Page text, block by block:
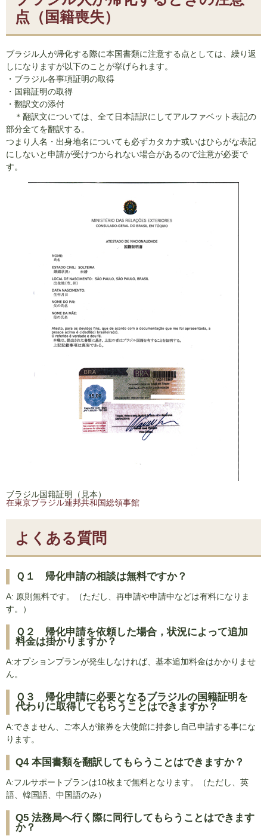
点（国籍喪失）
ブラジル人が帰化する際に本国書類に注意する点としては、繰り返
しになりますが以下のことが挙げられます。
・ブラジル各事項証明の取得
・国籍証明の取得
・翻訳文の添付
＊翻訳文については、全て日本語訳にしてアルファベット表記の
部分全てを翻訳する。
つまり人名・出身地名についても必ずカタカナ或いはひらがな表記
にしないと申請が受けつかられない場合があるので注意が必要で
す。
ブラジル国籍証明（見本）
在東京ブラジル連邦共和国総領事館
よくある質問
Ｑ１ 帰化申請の相談は無料ですか？
A: 原則無料です。（ただし、再申請や申請中などは有料になりま
す。）
Ｑ２ 帰化申請を依頼した場合，状況によって追加
料金は掛かりますか？
A:オプションプランが発生しなければ、基本追加料金はかかりませ
ん。
Ｑ３ 帰化申請に必要となるブラジルの国籍証明を
代わりに取得してもらうことはできますか？
A:できません、ご本人が旅券を大使館に持参し自己申請する事にな
ります。
Q4 本国書類を翻訳してもらうことはできますか？
A:フルサポートプランは10枚まで無料となります。（ただし、英
語、韓国語、中国語のみ）
Q5 法務局へ行く際に同行してもらうことはできます
か？